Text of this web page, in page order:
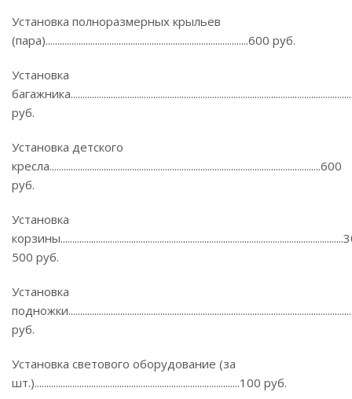
Установка полноразмерных крыльев
(пара)......................................................................................600 руб.
Установка
руб.
Установка детского
кресла...................................................................................................................600
руб.
Установка
500 руб.
Установка
руб.
Установка светового оборудование (за
шт.).......................................................................................100 руб.